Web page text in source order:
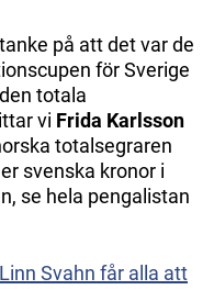
på att det var de
för Sverige
totala
vi Frida Karlsson
totalsegraren
svenska kronor i
se hela pengalistan
Svahn får alla att